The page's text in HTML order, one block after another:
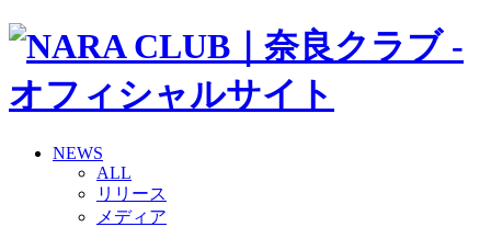
NEWS
ALL
リリース
メディア